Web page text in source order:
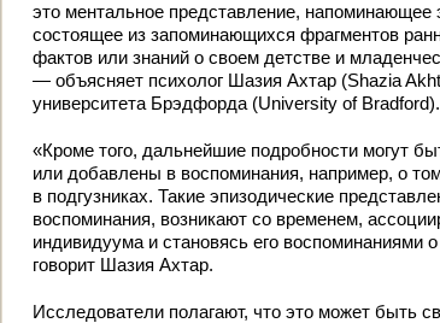
это ментальное представление, напоминающее
состоящее из запоминающихся фрагментов
фактов или знаний о своем детстве и
— объясняет психолог Шазия Ахтар (Shazia
университета Брэдфорда (University of Bradford).
«Кроме того, дальнейшие подробности могут
или добавлены в воспоминания, например, о
в подгузниках. Такие эпизодические
воспоминания, возникают со временем,
индивидуума и становясь его воспоминаниями
говорит Шазия Ахтар.
Исследователи полагают, что это может быть